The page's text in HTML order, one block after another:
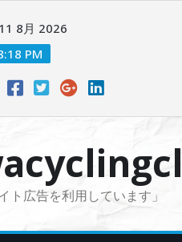
8月 2026
PM
ト広告を利用しています」